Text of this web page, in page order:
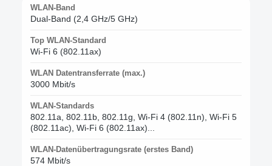
WLAN-Band
Dual-Band (2,4 GHz/5 GHz)
Top WLAN-Standard
Wi-Fi 6 (802.11ax)
WLAN Datentransferrate (max.)
3000 Mbit/s
WLAN-Standards
802.11a, 802.11b, 802.11g, Wi-Fi 4 (802.11n), Wi-Fi 5
(802.11ac), Wi-Fi 6 (802.11ax)...
WLAN-Datenübertragungsrate (erstes Band)
574 Mbit/s